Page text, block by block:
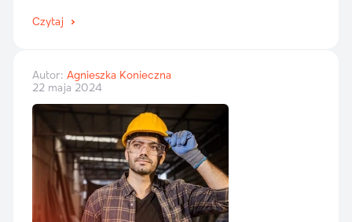
Czytaj
22 maja 2024
Autor: Agnieszka Konieczna